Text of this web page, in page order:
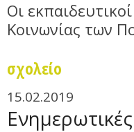
Οι
Κοινωνίας των
σχολείο
15.02.2019